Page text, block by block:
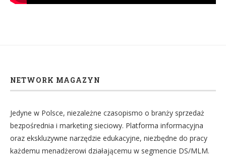
NETWORK MAGAZYN
Jedyne w Polsce, niezależne czasopismo o branży sprzedaż
bezpośrednia i marketing sieciowy. Platforma informacyjna
oraz ekskluzywne narzędzie edukacyjne, niezbędne do pracy
każdemu menadżerowi działającemu w segmencie DS/MLM.